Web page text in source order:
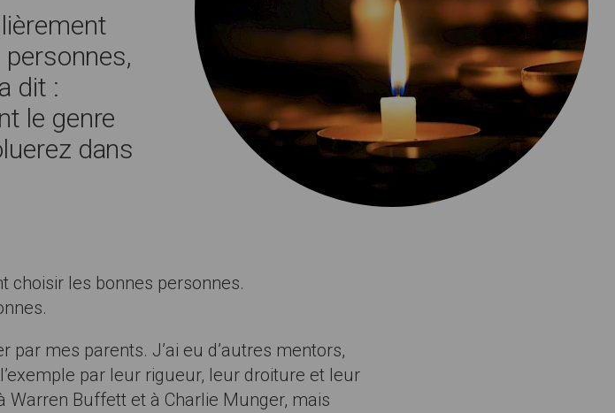
personnes,
dit :
le genre
dans
choisir les bonnes personnes.
par mes parents. J’ai eu d’autres mentors,
par leur rigueur, leur droiture et leur
Buffett et à Charlie Munger, mais